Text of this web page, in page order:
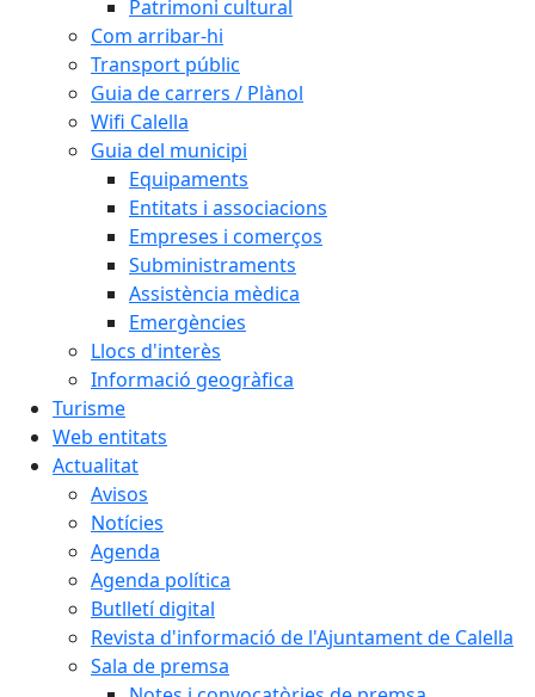
Patrimoni cultural
Com arribar-hi
Transport públic
Guia de carrers / Plànol
Wifi Calella
Guia del municipi
Equipaments
Entitats i associacions
Empreses i comerços
Subministraments
Assistència mèdica
Emergències
Llocs d'interès
Informació geogràfica
Turisme
Web entitats
Actualitat
Avisos
Notícies
Agenda
Agenda política
Butlletí digital
Revista d'informació de l'Ajuntament de Calella
Sala de premsa